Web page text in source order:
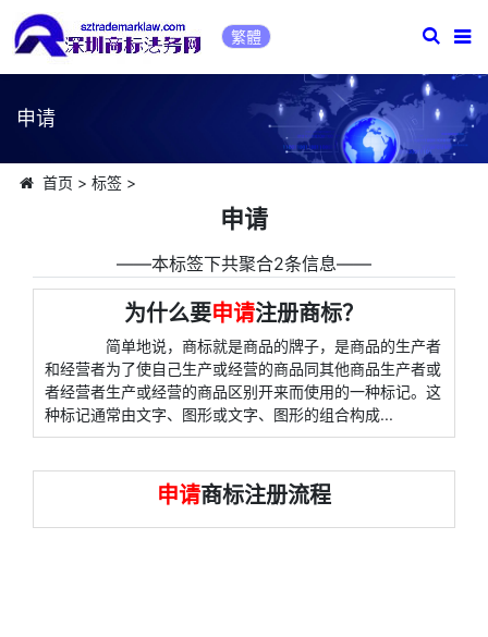
繁體
申请
首页 > 标签>
申请
――本标签下共聚合2条信息――
为什么要申请注册商标？
简单地说，商标就是商品的牌子，是商品的生产者
和经营者为了使自己生产或经营的商品同其他商品生产者或
者经营者生产或经营的商品区别开来而使用的一种标记。这
种标记通常由文字、图形或文字、图形的组合构成...
申请商标注册流程